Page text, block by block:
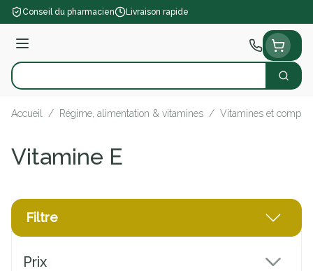
Aller au contenu
Conseil du pharmacien Livraison rapide
Menu
Rechercher
Accueil / Régime, alimentation & vitamines / Vitamines et
Vitamine E
Filtre
Prix